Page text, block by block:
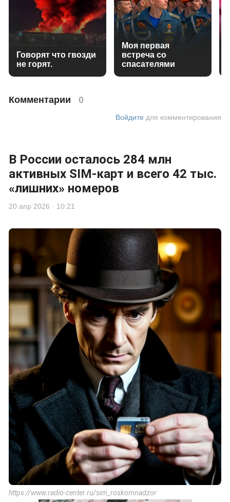
Говорят что гвозди
не горят.
Моя первая
встреча со
спасателями
Комментарии 0
Войдите для комментирования
В России осталось 284 млн
активных SIM-карт и всего 42 тыс.
«лишних» номеров
20 апр 2026 · 10:21
https://www.radio-center.ru/sim_roskomnadzor